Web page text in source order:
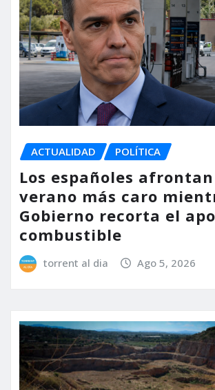
ACTUALIDAD POLÍTICA
Los españoles
verano más caro
Gobierno recorta el
combustible
torrent al dia Ago 5, 2026